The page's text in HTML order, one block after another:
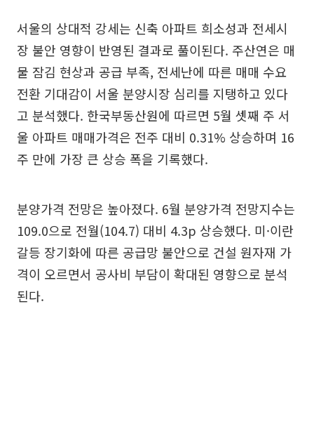
서울의 상대적 강세는 신축 아파트 희소성과 전세시
장 불안 영향이 반영된 결과로 풀이된다. 주산연은 매
물 잠김 현상과 공급 부족, 전세난에 따른 매매 수요
전환 기대감이 서울 분양시장 심리를 지탱하고 있다
고 분석했다. 한국부동산원에 따르면 5월 셋째 주 서
울 아파트 매매가격은 전주 대비 0.31% 상승하며 16
주 만에 가장 큰 상승 폭을 기록했다.
분양가격 전망은 높아졌다. 6월 분양가격 전망지수는
109.0으로 전월(104.7) 대비 4.3p 상승했다. 미·이란
갈등 장기화에 따른 공급망 불안으로 건설 원자재 가
격이 오르면서 공사비 부담이 확대된 영향으로 분석
된다.